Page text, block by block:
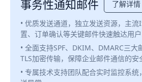
事务性通知邮件
了解详情
• 优质发送通道，独立发送资源，主流
置、订单确认等关键邮件快速触达用户
• 全面支持SPF、DKIM、DMARC三大
TLS加密传输，保障企业邮件通信的安
• 专属技术支持团队配合实时监控系